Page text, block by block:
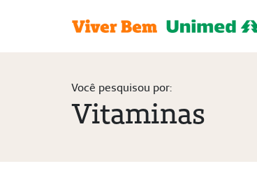
Você pesquisou por:
Vitaminas